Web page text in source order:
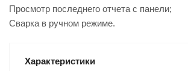
Просмотр последнего отчета с панели;
Сварка в ручном режиме.
Характеристики